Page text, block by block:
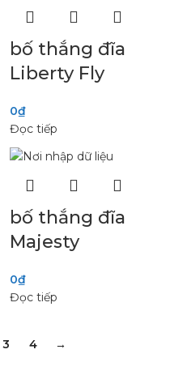
bố thắng đĩa
Liberty Fly
0₫
Đọc tiếp
bố thắng đĩa
Majesty
0₫
Đọc tiếp
3 4 →